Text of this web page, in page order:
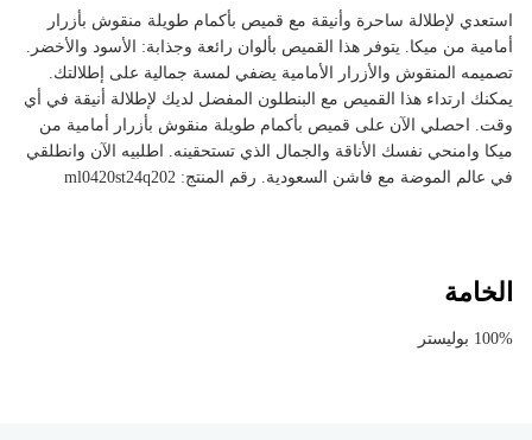
استعدي لإطلالة ساحرة وأنيقة مع قميص بأكمام طويلة منقوش بأزرار
أمامية من ميكا. يتوفر هذا القميص بألوان رائعة وجذابة: الأسود والأخضر.
تصميمه المنقوش والأزرار الأمامية يضفي لمسة جمالية على إطلالتك.
يمكنك ارتداء هذا القميص مع البنطلون المفضل لديك لإطلالة أنيقة في أي
وقت. احصلي الآن على قميص بأكمام طويلة منقوش بأزرار أمامية من
ميكا وامنحي نفسك الأناقة والجمال الذي تستحقينه. اطلبيه الآن وانطلقي
في عالم الموضة مع فاشن السعودية. رقم المنتج: ml0420st24q202
الخامة
100% بوليستر